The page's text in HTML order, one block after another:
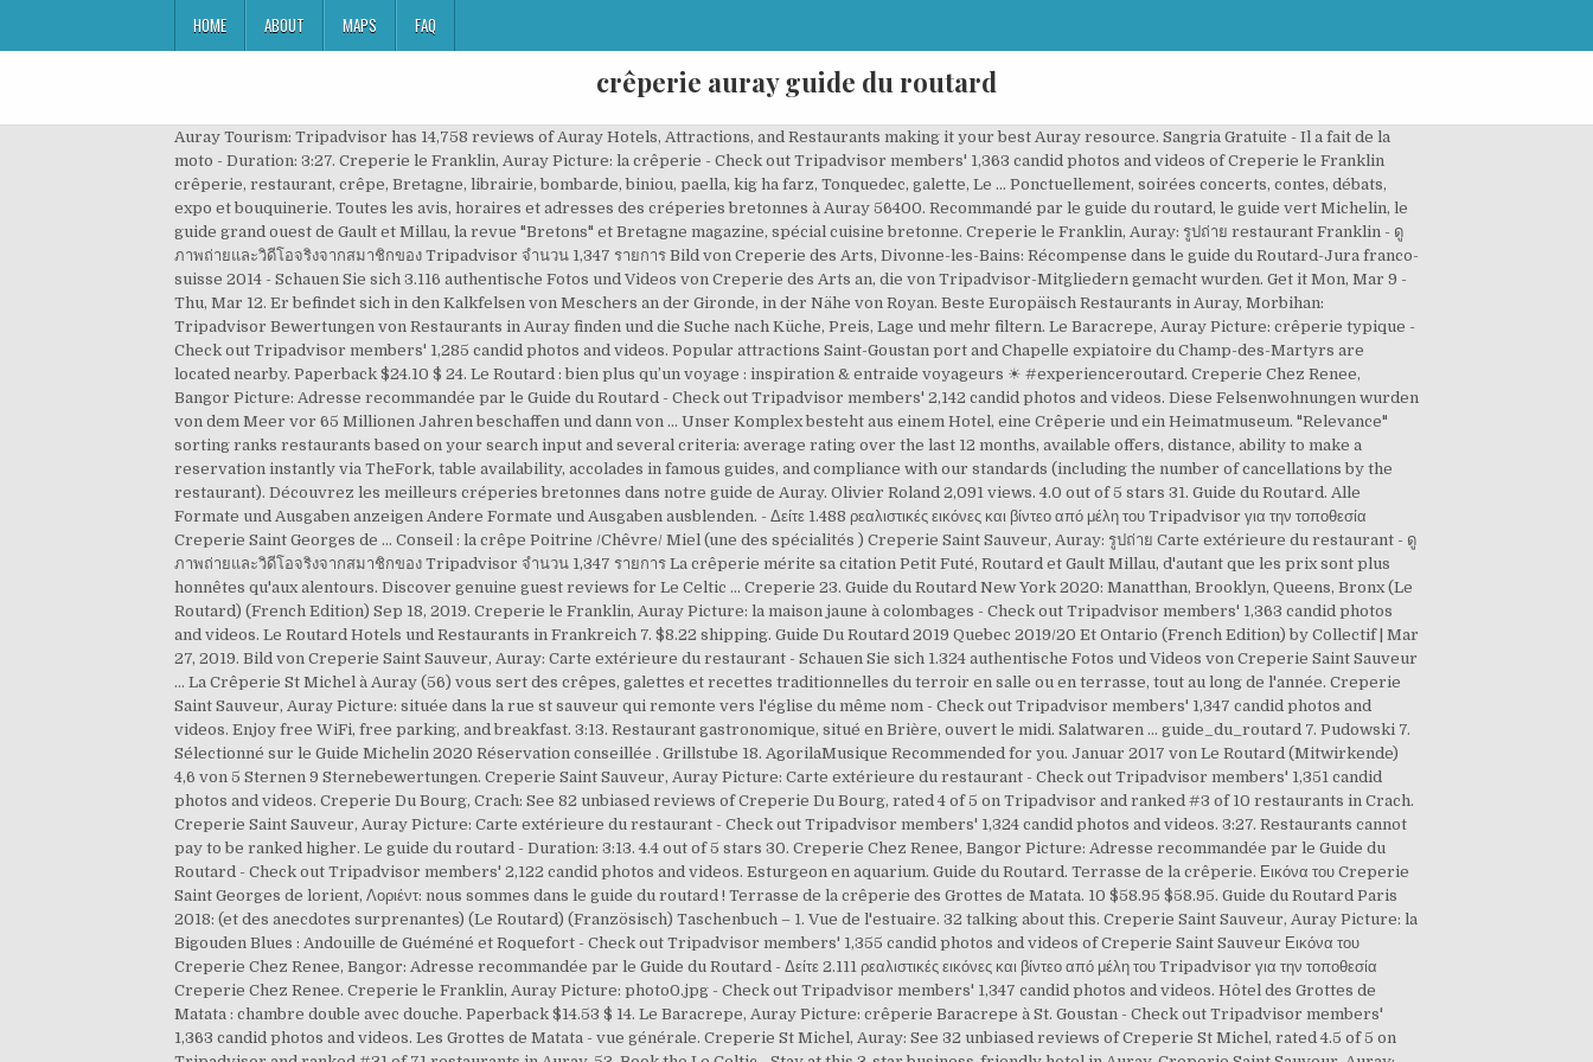
HOME ABOUT MAPS FAQ
crêperie auray guide du routard
Auray Tourism: Tripadvisor has 14,758 reviews of Auray Hotels, Attractions, and Restaurants making it your best Auray resource. Sangria Gratuite - Il a fait de la
moto - Duration: 3:27. Creperie le Franklin, Auray Picture: la crêperie - Check out Tripadvisor members' 1,363 candid photos and videos of Creperie le Franklin
crêperie, restaurant, crêpe, Bretagne, librairie, bombarde, biniou, paella, kig ha farz, Tonquedec, galette, Le ... Ponctuellement, soirées concerts, contes, débats,
expo et bouquinerie. Toutes les avis, horaires et adresses des créperies bretonnes à Auray 56400. Recommandé par le guide du routard, le guide vert Michelin, le
guide grand ouest de Gault et Millau, la revue "Bretons" et Bretagne magazine, spécial cuisine bretonne. Creperie le Franklin, Auray: รูปถ่าย restaurant Franklin - ดู
ภาพถ่ายและวิดีโอจริงจากสมาชิกของ Tripadvisor จำนวน 1,347 รายการ Bild von Creperie des Arts, Divonne-les-Bains: Récompense dans le guide du Routard-Jura franco-
suisse 2014 - Schauen Sie sich 3.116 authentische Fotos und Videos von Creperie des Arts an, die von Tripadvisor-Mitgliedern gemacht wurden. Get it Mon, Mar 9 -
Thu, Mar 12. Er befindet sich in den Kalkfelsen von Meschers an der Gironde, in der Nähe von Royan. Beste Europäisch Restaurants in Auray, Morbihan:
Tripadvisor Bewertungen von Restaurants in Auray finden und die Suche nach Küche, Preis, Lage und mehr filtern. Le Baracrepe, Auray Picture: crêperie typique -
Check out Tripadvisor members' 1,285 candid photos and videos. Popular attractions Saint-Goustan port and Chapelle expiatoire du Champ-des-Martyrs are
located nearby. Paperback $24.10 $ 24. Le Routard : bien plus qu’un voyage : inspiration & entraide voyageurs ☀ #experienceroutard. Creperie Chez Renee,
Bangor Picture: Adresse recommandée par le Guide du Routard - Check out Tripadvisor members' 2,142 candid photos and videos. Diese Felsenwohnungen wurden
von dem Meer vor 65 Millionen Jahren beschaffen und dann von … Unser Komplex besteht aus einem Hotel, eine Crêperie und ein Heimatmuseum. "Relevance"
sorting ranks restaurants based on your search input and several criteria: average rating over the last 12 months, available offers, distance, ability to make a
reservation instantly via TheFork, table availability, accolades in famous guides, and compliance with our standards (including the number of cancellations by the
restaurant). Découvrez les meilleurs créperies bretonnes dans notre guide de Auray. Olivier Roland 2,091 views. 4.0 out of 5 stars 31. Guide du Routard. Alle
Formate und Ausgaben anzeigen Andere Formate und Ausgaben ausblenden. - Δείτε 1.488 ρεαλιστικές εικόνες και βίντεο από μέλη του Tripadvisor για την τοποθεσία
Creperie Saint Georges de … Conseil : la crêpe Poitrine /Chêvre/ Miel (une des spécialités ) Creperie Saint Sauveur, Auray: รูปถ่าย Carte extérieure du restaurant - ดู
ภาพถ่ายและวิดีโอจริงจากสมาชิกของ Tripadvisor จำนวน 1,347 รายการ La crêperie mérite sa citation Petit Futé, Routard et Gault Millau, d'autant que les prix sont plus
honnêtes qu'aux alentours. Discover genuine guest reviews for Le Celtic … Creperie 23. Guide du Routard New York 2020: Manatthan, Brooklyn, Queens, Bronx (Le
Routard) (French Edition) Sep 18, 2019. Creperie le Franklin, Auray Picture: la maison jaune à colombages - Check out Tripadvisor members' 1,363 candid photos
and videos. Le Routard Hotels und Restaurants in Frankreich 7. $8.22 shipping. Guide Du Routard 2019 Quebec 2019/20 Et Ontario (French Edition) by Collectif | Mar
27, 2019. Bild von Creperie Saint Sauveur, Auray: Carte extérieure du restaurant - Schauen Sie sich 1.324 authentische Fotos und Videos von Creperie Saint Sauveur
… La Crêperie St Michel à Auray (56) vous sert des crêpes, galettes et recettes traditionnelles du terroir en salle ou en terrasse, tout au long de l'année. Creperie
Saint Sauveur, Auray Picture: située dans la rue st sauveur qui remonte vers l'église du même nom - Check out Tripadvisor members' 1,347 candid photos and
videos. Enjoy free WiFi, free parking, and breakfast. 3:13. Restaurant gastronomique, situé en Brière, ouvert le midi. Salatwaren ... guide_du_routard 7. Pudowski 7.
Sélectionné sur le Guide Michelin 2020 Réservation conseillée . Grillstube 18. AgorilaMusique Recommended for you. Januar 2017 von Le Routard (Mitwirkende)
4,6 von 5 Sternen 9 Sternebewertungen. Creperie Saint Sauveur, Auray Picture: Carte extérieure du restaurant - Check out Tripadvisor members' 1,351 candid
photos and videos. Creperie Du Bourg, Crach: See 82 unbiased reviews of Creperie Du Bourg, rated 4 of 5 on Tripadvisor and ranked #3 of 10 restaurants in Crach.
Creperie Saint Sauveur, Auray Picture: Carte extérieure du restaurant - Check out Tripadvisor members' 1,324 candid photos and videos. 3:27. Restaurants cannot
pay to be ranked higher. Le guide du routard - Duration: 3:13. 4.4 out of 5 stars 30. Creperie Chez Renee, Bangor Picture: Adresse recommandée par le Guide du
Routard - Check out Tripadvisor members' 2,122 candid photos and videos. Esturgeon en aquarium. Guide du Routard. Terrasse de la crêperie. Εικόνα του Creperie
Saint Georges de lorient, Λοριέντ: nous sommes dans le guide du routard ! Terrasse de la crêperie des Grottes de Matata. 10 $58.95 $58.95. Guide du Routard Paris
2018: (et des anecdotes surprenantes) (Le Routard) (Französisch) Taschenbuch – 1. Vue de l'estuaire. 32 talking about this. Creperie Saint Sauveur, Auray Picture: la
Bigouden Blues : Andouille de Guéméné et Roquefort - Check out Tripadvisor members' 1,355 candid photos and videos of Creperie Saint Sauveur Εικόνα του
Creperie Chez Renee, Bangor: Adresse recommandée par le Guide du Routard - Δείτε 2.111 ρεαλιστικές εικόνες και βίντεο από μέλη του Tripadvisor για την τοποθεσία
Creperie Chez Renee. Creperie le Franklin, Auray Picture: photo0.jpg - Check out Tripadvisor members' 1,347 candid photos and videos. Hôtel des Grottes de
Matata : chambre double avec douche. Paperback $14.53 $ 14. Le Baracrepe, Auray Picture: crêperie Baracrepe à St. Goustan - Check out Tripadvisor members'
1,363 candid photos and videos. Les Grottes de Matata - vue générale. Creperie St Michel, Auray: See 32 unbiased reviews of Creperie St Michel, rated 4.5 of 5 on